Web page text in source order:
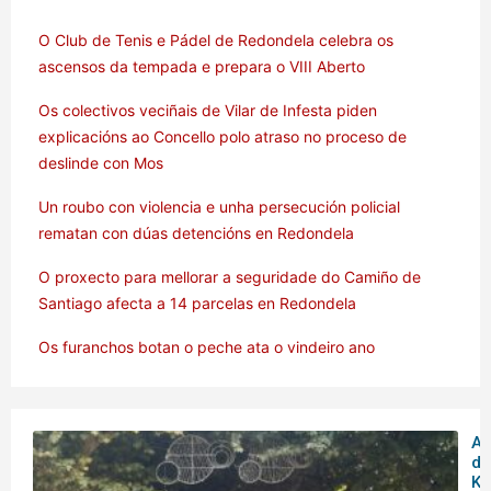
O Club de Tenis e Pádel de Redondela celebra os
ascensos da tempada e prepara o VIII Aberto
Os colectivos veciñais de Vilar de Infesta piden
explicacións ao Concello polo atraso no proceso de
deslinde con Mos
Un roubo con violencia e unha persecución policial
rematan con dúas detencións en Redondela
O proxecto para mellorar a seguridade do Camiño de
Santiago afecta a 14 parcelas en Redondela
Os furanchos botan o peche ata o vindeiro ano